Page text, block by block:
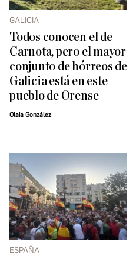
GALICIA
Todos conocen el de
Carnota, pero el mayor
conjunto de hórreos de
Galicia está en este
pueblo de Orense
Olaia González
ESPAÑA